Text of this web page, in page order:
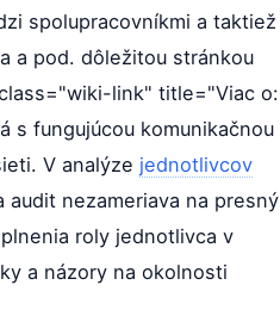
spolupracovníkmi a taktiež
a pod. dôležitou stránkou
link" title="Viac o:
s fungujúcou komunikačnou
V analýze jednotlivcov
nezameriava na presný
roly jednotlivca v
a názory na okolnosti